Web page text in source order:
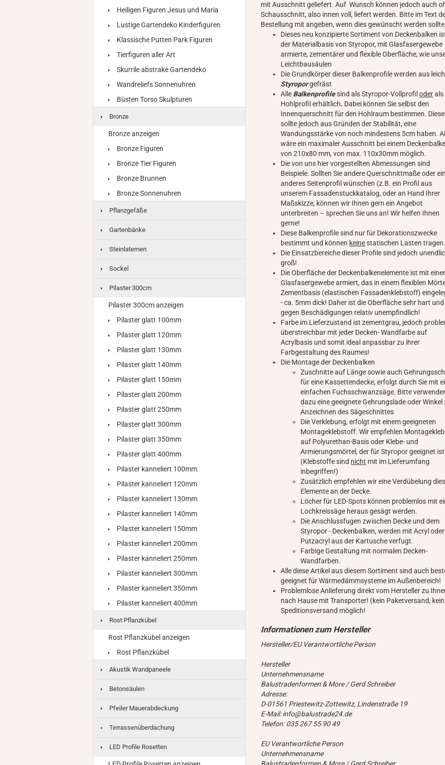
mit Ausschnitt geliefert. Auf Wunsch können jedoch auch
Schausschnitt, also innen voll, liefert werden. Bitte im Text
Bestellung mit angeben, wenn dies gewünscht werden
Dieses neu konzipierte Sortiment von Deckenbalken
der Materialbasis von Styropor, mit Glasfasergewebe
armierte, zementärer und flexible Oberfläche, wie
Leichtbausäulen
Die Grundkörper dieser Balkenprofile werden aus
Styroporgefräst
Alle Balkenprofilesind als Styropor-Vollprofiloderals
Hohlprofil erhältlich. Dabei können Sie selbst den
Innenquerschnitt für den Hohlraum bestimmen.
sollte jedoch aus Gründen der Stabilität, eine
Wandungsstärke von noch mindestens 5cm haben.
wäre ein maximaler Ausschnitt bei einem
von 210x80 mm, von max. 110x30mm möglich.
Die von uns hier vorgestellten Abmessungen sind
Beispiele. Sollten Sie andere Querschnittmaße oder ein
anderes Seitenprofil wünschen (z.B. ein Profil aus
unserem Fassadenstuckkatalog, oder an Hand Ihrer
Maßskizze, können wir Ihnen gern ein Angebot
unterbreiten – sprechen Sie uns an! Wir helfen Ihnen
gerne!
Diese Balkenprofile sind nur für Dekorationszwecke
bestimmt und können keinestatischen Lasten tragen.
Die Einsatzbereiche dieser Profile sind jedoch
groß!
Die Oberfläche der Deckenbalkenelemente ist mit
Glasfasergewebe armiert, das in einem flexiblen
Zementbasis (elastischen Fassadenklebstoff)
- ca. 5mm dick! Daher ist die Oberfläche sehr hart und
gegen Beschädigungen relativ unempfindlich!
Farbe im Lieferzustand ist zementgrau, jedoch
überstreichbar mit jeder Decken- Wandfarbe auf
Acrylbasis und somit ideal anpassbar zu ihrer
Farbgestaltung des Raumes!
Die Montage der Deckenbalken
Zuschnitte auf Länge sowie auch
für eine Kassettendecke, erfolgt durch Sie mit
einfachen Fuchsschwanzsäge. Bitte
dazu eine geeignete Gehrungslade oder Winkel
Anzeichnen des Sägeschnittes
Die Verklebung, erfolgt mit einem geeigneten
Montageklebstoff. Wir empfehlen
auf Polyurethan-Basis oder Klebe- und
Armierungsmörtel, der für Styropor geeignet
(Klebstoffe sind nicht mit im Lieferumfang
inbegriffen!)
Zusätzlich empfehlen wir eine Verdübelung
Elemente an der Decke.
Löcher für LED-Spots können problemlos mit
Lochkreissäge heraus gesägt werden.
Die Anschlussfugen zwischen Decke und dem
Styropor - Deckenbalken, werden mit Acryl oder
Putzacryl aus der Kartusche verfugt.
Farbige Gestaltung mit normalen Decken-
Wandfarben.
Alle diese Artikel aus diesem Sortiment sind auch
geeignet für Wärmedämmsysteme im Außenbereich!
Problemlose Anlieferung direkt vom Hersteller zu
nach Hause mit Transporter! (kein Paketversand, kein
Speditionsversand möglich!
Hersteller/EU Verantwortliche Person
Hersteller
Unternehmensname
Balustradenformen & More / Gerd Schreiber
Adresse:
D-01561 Priestewitz-Zottewitz, Lindenstraße 19
E-Mail: info@balustrade24.de
Telefon: 035 267 55 90 49
EU Verantwortliche Person
Unternehmensname
Heiligen Figuren Jesus und Maria
Lustige Gartendeko Kinderfiguren
Klassische Putten Park Figuren
Tierfiguren aller Art
Skurrile abstrake Gartendeko
Wandreliefs Sonnenuhren
Büsten Torso Skulpturen
Bronze
Bronze anzeigen
Bronze Figuren
Bronze Tier Figuren
Bronze Brunnen
Bronze Sonnenuhren
Pflanzgefäße
Gartenbänke
Steinlaternen
Sockel
Pilaster 300cm
Pilaster 300cm anzeigen
Pilaster glatt 100mm
Pilaster glatt 120mm
Pilaster glatt 130mm
Pilaster glatt 140mm
Pilaster glatt 150mm
Pilaster glatt 200mm
Pilaster glatt 250mm
Pilaster glatt 300mm
Pilaster glatt 350mm
Pilaster glatt 400mm
Pilaster kanneliert 100mm
Pilaster kanneliert 120mm
Pilaster kanneliert 130mm
Pilaster kanneliert 140mm
Pilaster kanneliert 150mm
Pilaster kanneliert 200mm
Pilaster kanneliert 250mm
Pilaster kanneliert 300mm
Pilaster kanneliert 350mm
Pilaster kanneliert 400mm
Rost Pflanzkübel
Rost Pflanzkübel anzeigen
Rost Pflanzkübel
Akustik Wandpaneele
Betonsäulen
Pfeiler Mauerabdeckung
Terrassenüberdachung
LED Profile Rosetten